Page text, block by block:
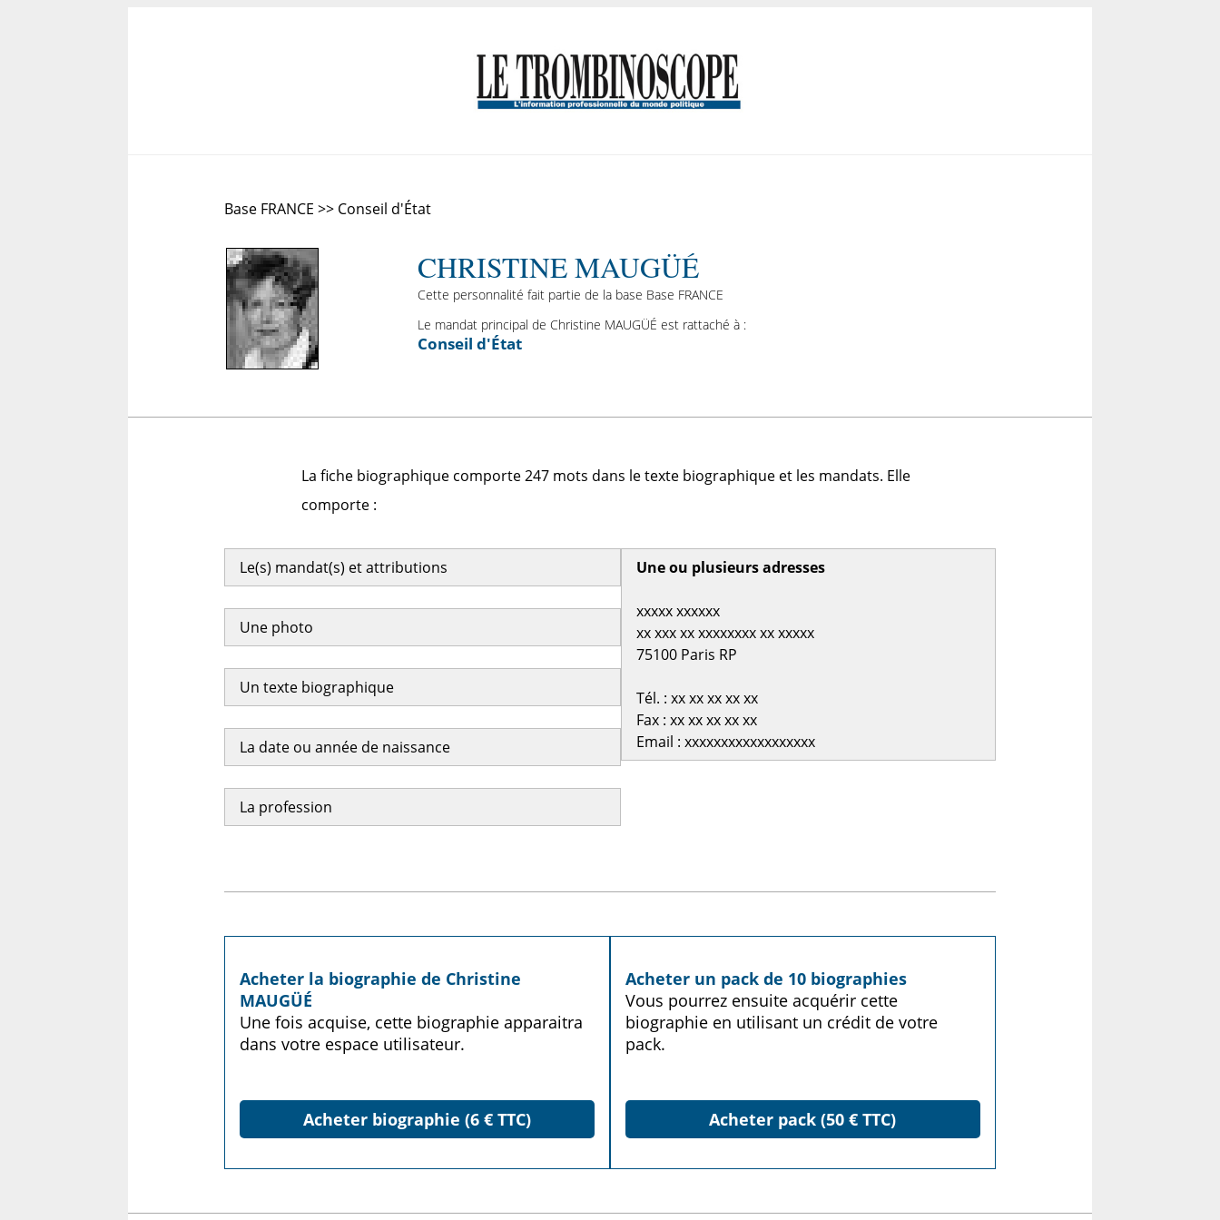
Base FRANCE >> Conseil d'État
CHRISTINE MAUGÜÉ
Cette personnalité fait partie de la base Base FRANCE
Le mandat principal de Christine MAUGÜÉ est rattaché à :
Conseil d'État
La fiche biographique comporte 247 mots dans le texte biographique et les mandats. Elle
comporte :
Le(s) mandat(s) et attributions
Une photo
Un texte biographique
La date ou année de naissance
La profession
Une ou plusieurs adresses
xxxxx xxxxxx
xx xxx xx xxxxxxxx xx xxxxx
75100 Paris RP
Tél. : xx xx xx xx xx
Fax : xx xx xx xx xx
Email : xxxxxxxxxxxxxxxxxx
Acheter la biographie de Christine
MAUGÜÉ
Une fois acquise, cette biographie apparaitra
dans votre espace utilisateur.
Acheter biographie (6 € TTC)
Acheter un pack de 10 biographies
Vous pourrez ensuite acquérir cette
biographie en utilisant un crédit de votre
pack.
Acheter pack (50 € TTC)